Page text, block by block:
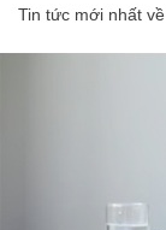
Tin tức mới nhất về